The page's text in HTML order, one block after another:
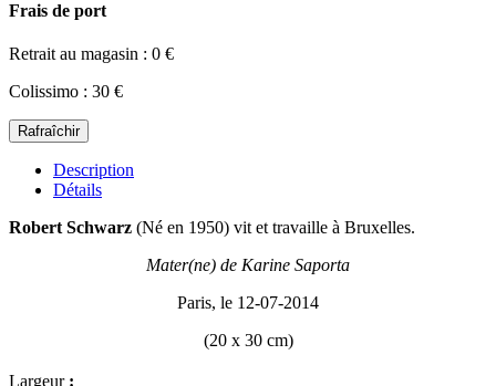
Frais de port
Retrait au magasin : 0 €
Colissimo : 30 €
Description
Détails
Robert Schwarz (Né en 1950) vit et travaille à Bruxelles.
Mater(ne) de Karine Saporta
Paris, le 12-07-2014
(20 x 30 cm)
Largeur :